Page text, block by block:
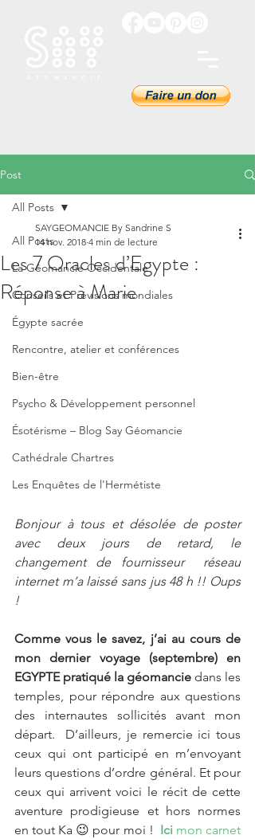
Post
All Posts
La Géomancie Occidentale
Conseils et Prévisions mondiales
Égypte sacrée
Rencontre, atelier et conférences
Bien-être
Psycho & Développement personnel
Ésotérisme – Blog Say Géomancie
Cathédrale Chartres
Les Enquêtes de l'Hermétiste
All Posts
Les 7 Oracles d’Egypte :
Réponse à Marie
SAYGEOMANCIE By Sandrine S
14 nov. 2018 4 min de lecture
Bonjour à tous et désolée de poster
avec deux jours de retard, le
changement de fournisseur  réseau
internet m’a laissé sans jus 48 h !! Oups
!
Comme vous le savez, j’ai au cours de
mon dernier voyage (septembre) en
EGYPTE pratiqué la géomancie dans les
temples, pour répondre aux questions
des internautes sollicités avant mon
départ.  D’ailleurs, je remercie ici tous
ceux qui ont participé en m’envoyant
leurs questions d’ordre général. Et pour
ceux qui arrivent voici le récit de cette
aventure prodigieuse et hors normes
en tout Ka 😉 pour moi ! Ici mon carnet